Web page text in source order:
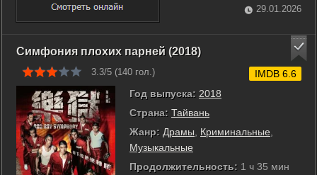
место, преодолевая опасности и предательство. ... 29.01.2026
Симфония плохих парней (2018)
3.3/5 (140 гол.)
Год выпуска: 2018
Страна: Тайвань
Жанр: Драмы Криминальные
Музыкальные
Продолжительность: 1 ч 35 мин
IMDB 6.6